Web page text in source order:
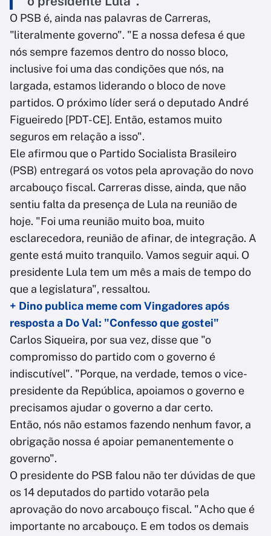
O PSB é, ainda nas palavras de Carreras,
"literalmente governo". "E a nossa defesa é que
nós sempre fazemos dentro do nosso bloco,
inclusive foi uma das condições que nós, na
largada, estamos liderando o bloco de nove
partidos. O próximo líder será o deputado André
Figueiredo [PDT-CE]. Então, estamos muito
seguros em relação a isso".
Ele afirmou que o Partido Socialista Brasileiro
(PSB) entregará os votos pela aprovação do novo
arcabouço fiscal. Carreras disse, ainda, que não
sentiu falta da presença de Lula na reunião de
hoje. "Foi uma reunião muito boa, muito
esclarecedora, reunião de afinar, de integração. A
gente está muito tranquilo. Vamos seguir aqui. O
presidente Lula tem um mês a mais de tempo do
que a legislatura", ressaltou.
+ Dino publica meme com Vingadores após
resposta a Do Val: "Confesso que gostei"
Carlos Siqueira, por sua vez, disse que "o
compromisso do partido com o governo é
indiscutível". "Porque, na verdade, temos o vice-
presidente da República, apoiamos o governo e
precisamos ajudar o governo a dar certo.
Então, nós não estamos fazendo nenhum favor, a
obrigação nossa é apoiar pemanentemente o
governo".
O presidente do PSB falou não ter dúvidas de que
os 14 deputados do partido votarão pela
aprovação do novo arcabouço fiscal. "Acho que é
importante no arcabouço. E em todos os demais